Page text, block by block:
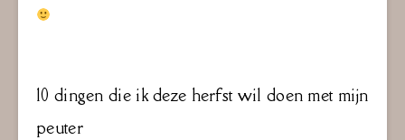
10 dingen die ik deze herfst wil doen met mijn
peuter